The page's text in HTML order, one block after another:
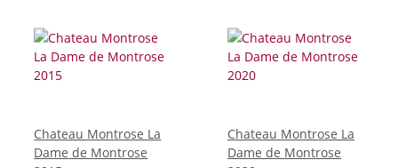
Chateau Montrose La
Dame de Montrose
Chateau Montrose La
Dame de Montrose